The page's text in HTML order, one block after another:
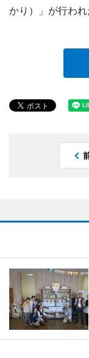
かり）」が行われ